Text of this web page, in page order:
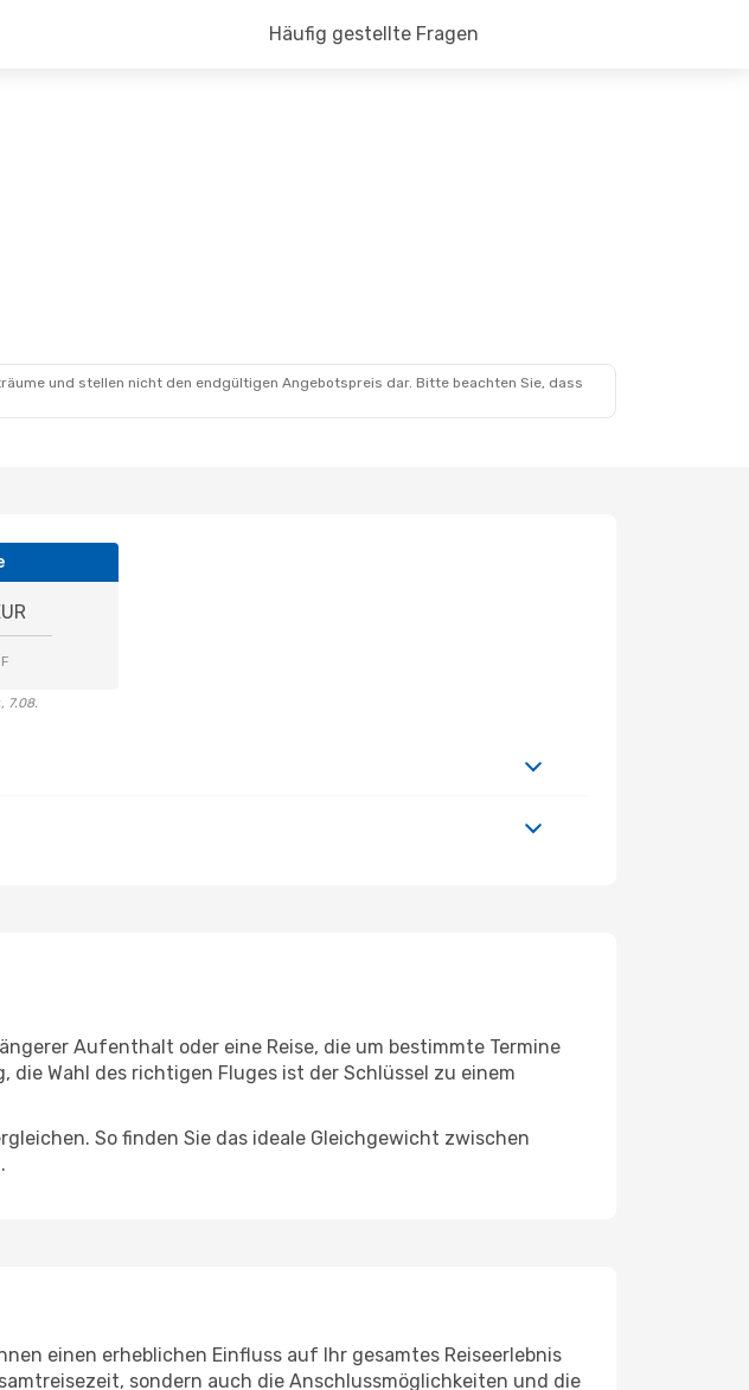
Häufig gestellte Fragen
und stellen nicht den endgültigen Angebotspreis dar. Bitte beachten Sie, dass
7.08.
Aufenthalt oder eine Reise, die um bestimmte Termine
Wahl des richtigen Fluges ist der Schlüssel zu einem
So finden Sie das ideale Gleichgewicht zwischen
einen erheblichen Einfluss auf Ihr gesamtes Reiseerlebnis
sondern auch die Anschlussmöglichkeiten und die